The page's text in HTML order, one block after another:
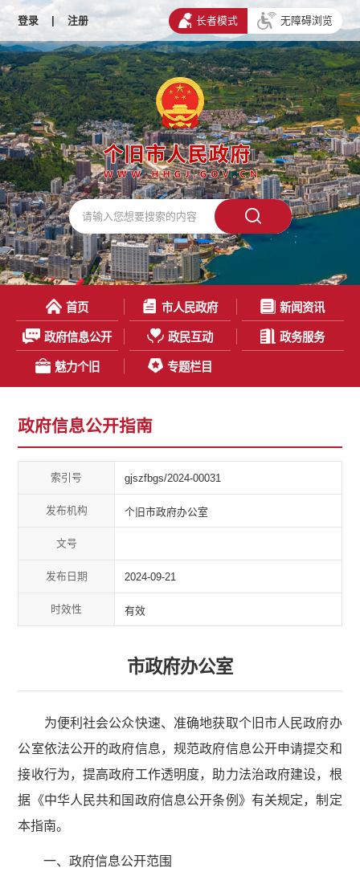
登录 | 注册 长者模式 无障碍浏览
首页 市人民政府 新闻资讯
政府信息公开 政民互动 政务服务
魅力个旧 专题栏目
政府信息公开指南
索引号 gjszfbgs/2024-00031
发布机构 个旧市政府办公室
文号
发布日期 2024-09-21
时效性 有效
市政府办公室
为便利社会公众快速、准确地获取个旧市人民政府办
公室依法公开的政府信息，规范政府信息公开申请提交和
接收行为，提高政府工作透明度，助力法治政府建设，根
据《中华人民共和国政府信息公开条例》有关规定，制定
本指南。
一、政府信息公开范围